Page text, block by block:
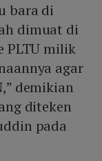
bara di
dimuat di
PLTU milik
agar
demikian
diteken
pada